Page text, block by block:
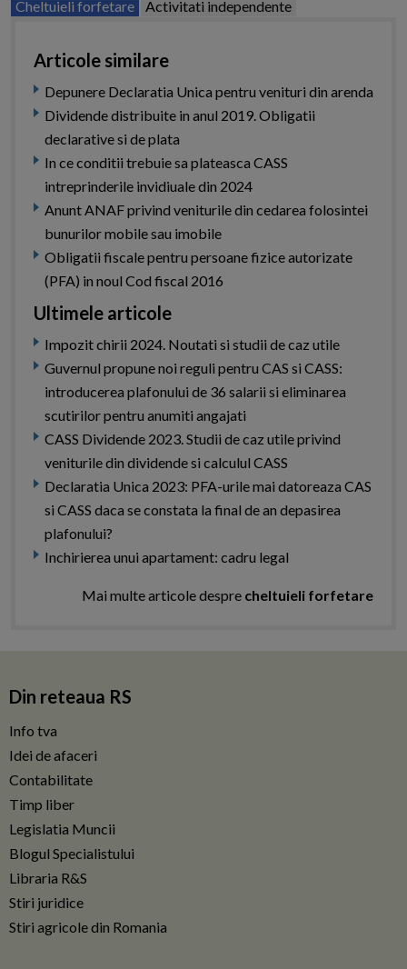
Cheltuieli forfetare Activitati independente
Articole similare
Depunere Declaratia Unica pentru venituri din arenda
Dividende distribuite in anul 2019. Obligatii
declarative si de plata
In ce conditii trebuie sa plateasca CASS
intreprinderile invidiuale din 2024
Anunt ANAF privind veniturile din cedarea folosintei
bunurilor mobile sau imobile
Obligatii fiscale pentru persoane fizice autorizate
(PFA) in noul Cod fiscal 2016
Ultimele articole
Impozit chirii 2024. Noutati si studii de caz utile
Guvernul propune noi reguli pentru CAS si CASS:
introducerea plafonului de 36 salarii si eliminarea
scutirilor pentru anumiti angajati
CASS Dividende 2023. Studii de caz utile privind
veniturile din dividende si calculul CASS
Declaratia Unica 2023: PFA-urile mai datoreaza CAS
si CASS daca se constata la final de an depasirea
plafonului?
Inchirierea unui apartament: cadru legal
Mai multe articole despre cheltuieli forfetare
Din reteaua RS
Info tva
Idei de afaceri
Contabilitate
Timp liber
Legislatia Muncii
Blogul Specialistului
Libraria R&S
Stiri juridice
Stiri agricole din Romania